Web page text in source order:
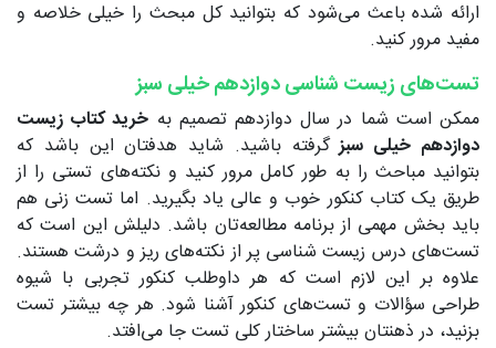
ارائه شده باعث می‌شود که بتوانید کل مبحث را خیلی خلاصه و
مفید مرور کنید.
تست‌های زیست شناسی دوازدهم خیلی سبز
ممکن است شما در سال دوازدهم تصمیم به خرید کتاب زیست
دوازدهم خیلی سبزگرفته باشید. شاید هدفتان این باشد که
بتوانید مباحث را به طور کامل مرور کنید و نکته‌های تستی را از
طریق یک کتاب کنکور خوب و عالی یاد بگیرید. اما تست زنی هم
باید بخش مهمی از برنامه مطالعه‌تان باشد. دلیلش این است که
تست‌های درس زیست شناسی پر از نکته‌های ریز و درشت هستند.
علاوه بر این لازم است که هر داوطلب کنکور تجربی با شیوه
طراحی سؤالات و تست‌های کنکور آشنا شود. هر چه بیشتر تست
بزنید، در ذهنتان بیشتر ساختار کلی تست جا می‌افتد.